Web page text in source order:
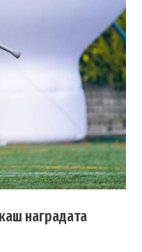
наградата